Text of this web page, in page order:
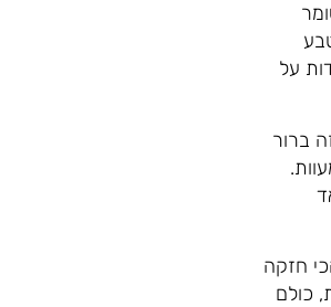
על
ברור
חזקה
כולם